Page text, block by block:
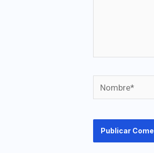
Nombre*